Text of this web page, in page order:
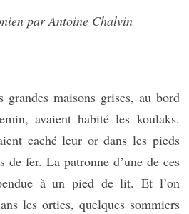
par Antoine Chalvin
grandes maisons grises, au bord
avaient habité les koulaks.
caché leur or dans les pieds
de fer. La patronne d’une de ces
à un pied de lit. Et l’on
les orties, quelques sommiers